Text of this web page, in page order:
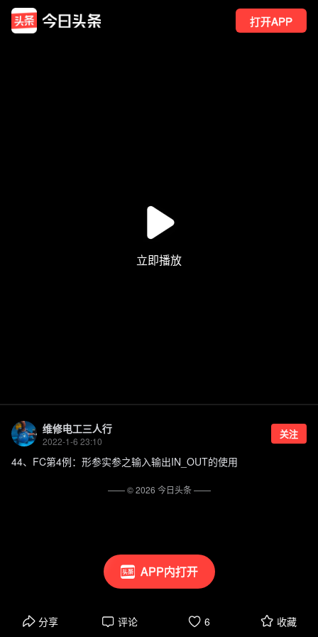
打开APP
APP内打开
维修电工三人行
2022-1-6 23:10
关注
44、FC第4例：形参实参之输入输出IN_OUT的使用
分享 评论 6 收藏
—— ©2026 今日头条——